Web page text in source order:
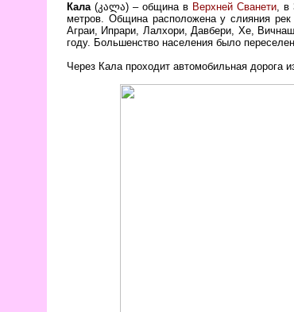
Кала(კალა) – община в Верхней Сванети, в
метров. Община расположена у слияния
Аграи, Ипрари, Лалхори, Давбери, Хе,
году. Большенство населения было
Через Кала проходит автомобильная дорога